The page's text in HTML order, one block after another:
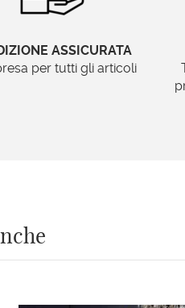
ASSICURATA
per tutti gli articoli